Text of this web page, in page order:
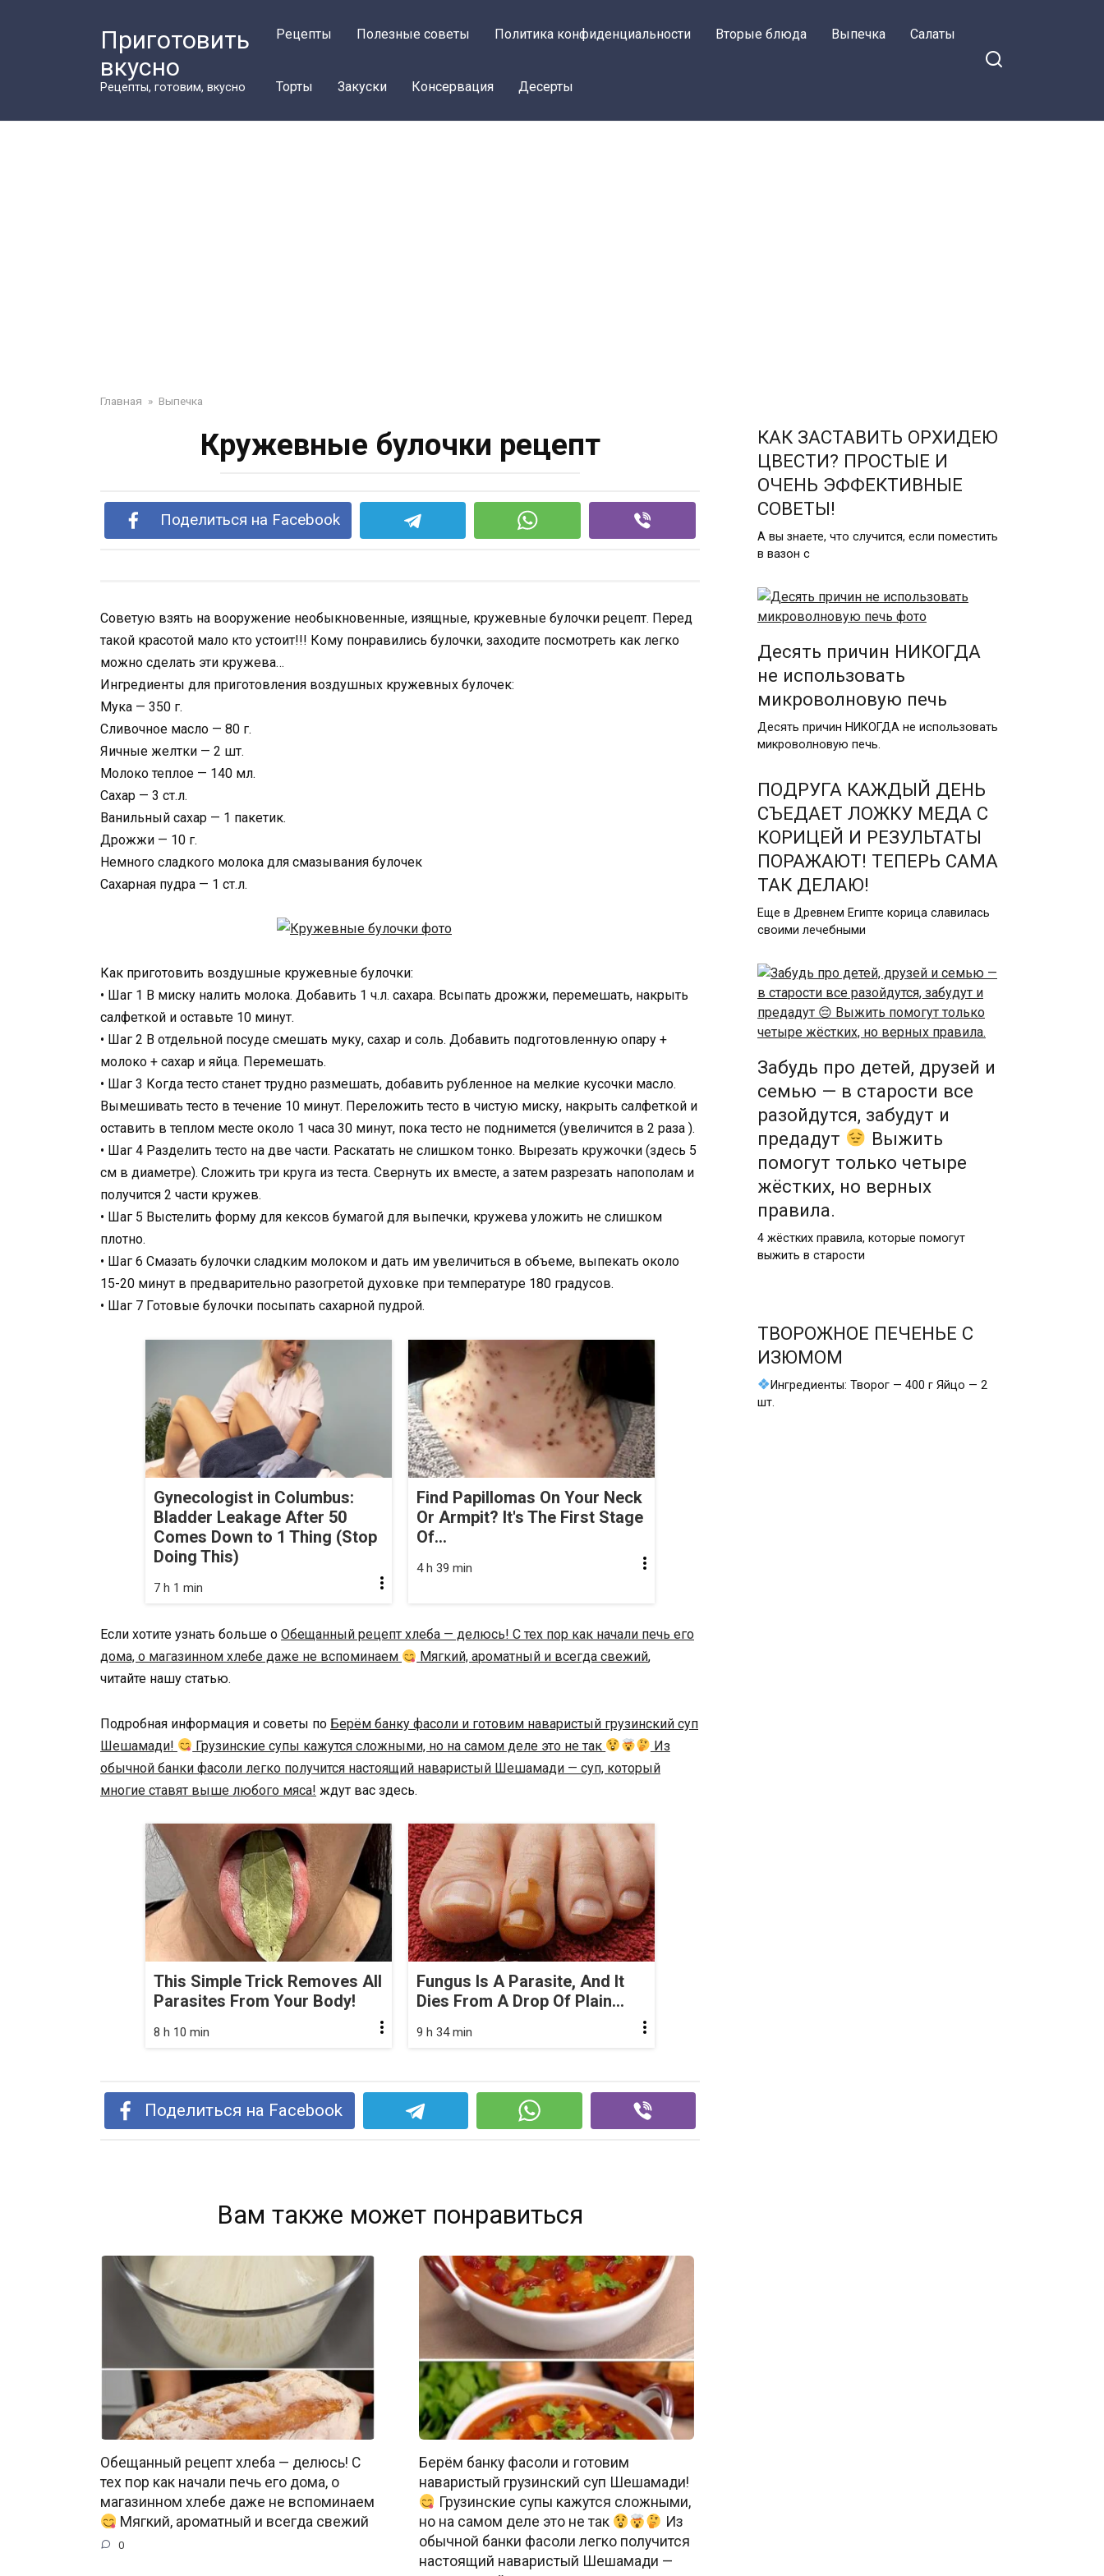
Приготовить
вкусно
Рецепты, готовим, вкусно
Рецепты Полезные советы Политика конфиденциальности Вторые блюда Выпечка Салаты
Торты Закуски Консервация Десерты
Главная » Выпечка
Кружевные булочки рецепт
Поделиться на Facebook
Советую взять на вооружение необыкновенные, изящные, кружевные булочки рецепт. Перед
такой красотой мало кто устоит!!! Кому понравились булочки, заходите посмотреть как легко
можно сделать эти кружева…
Ингредиенты для приготовления воздушных кружевных булочек:
Мука — 350 г.
Сливочное масло — 80 г.
Яичные желтки — 2 шт.
Молоко теплое — 140 мл.
Сахар — 3 ст.л.
Ванильный сахар — 1 пакетик.
Дрожжи — 10 г.
Немного сладкого молока для смазывания булочек
Сахарная пудра — 1 ст.л.
Как приготовить воздушные кружевные булочки:
• Шаг 1 В миску налить молока. Добавить 1 ч.л. сахара. Всыпать дрожжи, перемешать, накрыть
салфеткой и оставьте 10 минут.
• Шаг 2 В отдельной посуде смешать муку, сахар и соль. Добавить подготовленную опару +
молоко + сахар и яйца. Перемешать.
• Шаг 3 Когда тесто станет трудно размешать, добавить рубленное на мелкие кусочки масло.
Вымешивать тесто в течение 10 минут. Переложить тесто в чистую миску, накрыть салфеткой и
оставить в теплом месте около 1 часа 30 минут, пока тесто не поднимется (увеличится в 2 раза ).
• Шаг 4 Разделить тесто на две части. Раскатать не слишком тонко. Вырезать кружочки (здесь 5
см в диаметре). Сложить три круга из теста. Свернуть их вместе, а затем разрезать напополам и
получится 2 части кружев.
• Шаг 5 Выстелить форму для кексов бумагой для выпечки, кружева уложить не слишком
плотно.
• Шаг 6 Смазать булочки сладким молоком и дать им увеличиться в объеме, выпекать около
15-20 минут в предварительно разогретой духовке при температуре 180 градусов.
• Шаг 7 Готовые булочки посыпать сахарной пудрой.
Gynecologist in Columbus:
Bladder Leakage After 50
Comes Down to 1 Thing (Stop
Doing This)
7 h 1 min
Find Papillomas On Your Neck
Or Armpit? It's The First Stage
Of...
4 h 39 min
Если хотите узнать больше о Обещанный рецепт хлеба — делюсь! С тех пор как начали печь его
дома, о магазинном хлебе даже не вспоминаем
Мягкий, ароматный и всегда свежий,
читайте нашу статью.
Подробная информация и советы по Берём банку фасоли и готовим наваристый грузинский суп
Шешамади!
Грузинские супы кажутся сложными, но на самом деле это не так
Из
обычной банки фасоли легко получится настоящий наваристый Шешамади — суп, который
многие ставят выше любого мяса! ждут вас здесь.
This Simple Trick Removes All
Parasites From Your Body!
8 h 10 min
Fungus Is A Parasite, And It
Dies From A Drop Of Plain...
9 h 34 min
Поделиться на Facebook
Вам также может понравиться
Обещанный рецепт хлеба — делюсь! С
тех пор как начали печь его дома, о
магазинном хлебе даже не вспоминаем
Мягкий, ароматный и всегда свежий
0
Берём банку фасоли и готовим
наваристый грузинский суп Шешамади!
Грузинские супы кажутся сложными,
но на самом деле это не так
Из
обычной банки фасоли легко получится
настоящий наваристый Шешамади —
КАК ЗАСТАВИТЬ ОРХИДЕЮ
ЦВЕСТИ? ПРОСТЫЕ И
ОЧЕНЬ ЭФФЕКТИВНЫЕ
СОВЕТЫ!
А вы знаете, что случится, если поместить
в вазон с
Десять причин НИКОГДА
не использовать
микроволновую печь
Десять причин НИКОГДА не использовать
микроволновую печь.
ПОДРУГА КАЖДЫЙ ДЕНЬ
СЪЕДАЕТ ЛОЖКУ МЕДА С
КОРИЦЕЙ И РЕЗУЛЬТАТЫ
ПОРАЖАЮТ! ТЕПЕРЬ САМА
ТАК ДЕЛАЮ!
Еще в Древнем Египте корица славилась
своими лечебными
Забудь про детей, друзей и
семью — в старости все
разойдутся, забудут и
предадут
Выжить
помогут только четыре
жёстких, но верных
правила.
4 жёстких правила, которые помогут
выжить в старости
ТВОРОЖНОЕ ПЕЧЕНЬЕ С
ИЗЮМОМ
Ингредиенты: Творог — 400 г Яйцо — 2
шт.